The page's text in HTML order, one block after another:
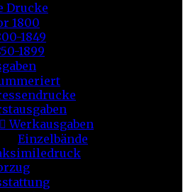
Drucke
1800
1849
1899
 Werkausgaben
Einzelbände